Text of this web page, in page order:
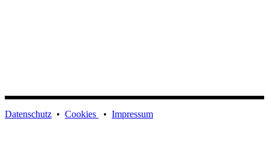
Datenschutz • Cookies • Impressum